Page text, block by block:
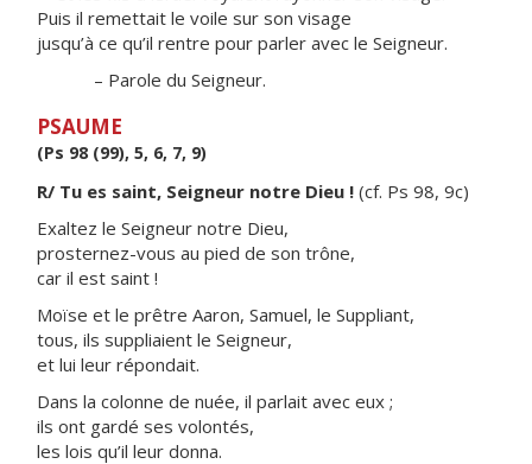
Puis il remettait le voile sur son visage
jusqu’à ce qu’il rentre pour parler avec le Seigneur.
– Parole du Seigneur.
PSAUME
(Ps 98 (99), 5, 6, 7, 9)
R/ Tu es saint, Seigneur notre Dieu ! (cf. Ps 98, 9c)
Exaltez le Seigneur notre Dieu,
prosternez-vous au pied de son trône,
car il est saint !
Moïse et le prêtre Aaron, Samuel, le Suppliant,
tous, ils suppliaient le Seigneur,
et lui leur répondait.
Dans la colonne de nuée, il parlait avec eux ;
ils ont gardé ses volontés,
les lois qu’il leur donna.